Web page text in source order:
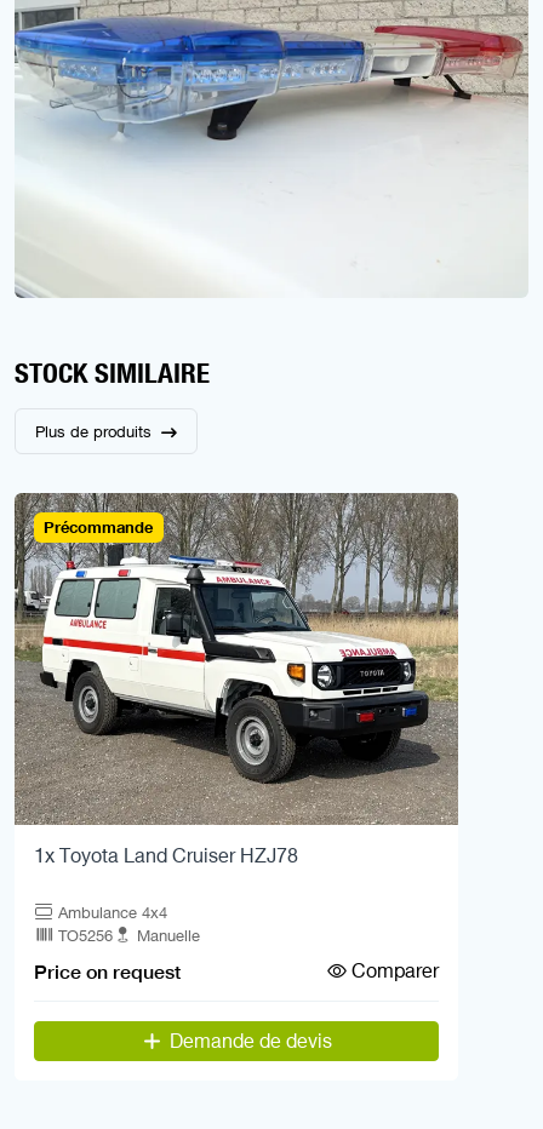
STOCK SIMILAIRE
Plus de produits
Précommande
1x Toyota Land Cruiser HZJ78
Ambulance 4x4
TO5256
Manuelle
Price on request Comparer
Demande de devis